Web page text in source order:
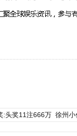
:头奖11注666万 徐州